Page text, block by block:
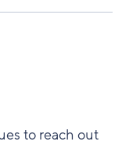
to reach out